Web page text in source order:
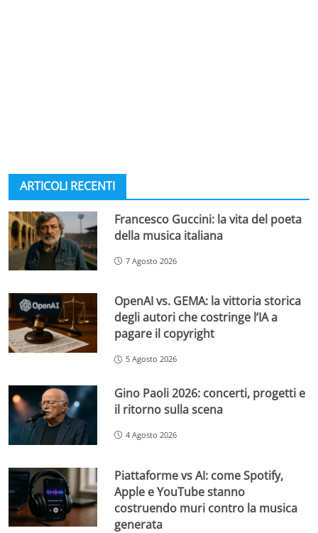
ARTICOLI RECENTI
Francesco Guccini: la vita del poeta
della musica italiana
7 Agosto 2026
OpenAI vs. GEMA: la vittoria storica
degli autori che costringe l’IA a
pagare il copyright
5 Agosto 2026
Gino Paoli 2026: concerti, progetti e
il ritorno sulla scena
4 Agosto 2026
Piattaforme vs AI: come Spotify,
Apple e YouTube stanno
costruendo muri contro la musica
generata